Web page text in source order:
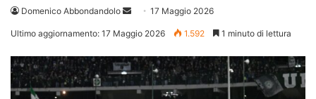
Domenico Abbondandolo
Invia 17 Maggio 2026
Ultimo aggiornamento: 17 Maggio 2026 1.592 1 minuto di lettura